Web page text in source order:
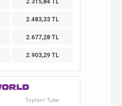
2.315,84 TL
2.483,33 TL
2.677,28 TL
2.903,29 TL
Toplam Tutar